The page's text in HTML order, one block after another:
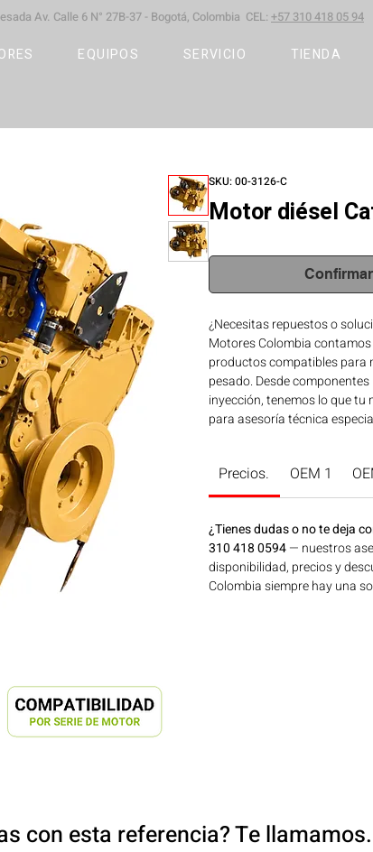
Av. Calle 6 N° 27B-37 - Bogotá, Colombia CEL: +57 310 418 05 94
EQUIPOS SERVICIO TIENDA
SKU: 00-3126-C
Motor diésel
¿Necesitas repuestos o
Motores Colombia
productos compatibles para
pesado. Desde
inyección, tenemos lo que
para asesoría técnica
Precios. OEM 1
¿Tienes dudas o no te deja
310 418 0594— nuestros
disponibilidad, precios y
Colombia siempre hay una
con esta referencia? Te llamamos.